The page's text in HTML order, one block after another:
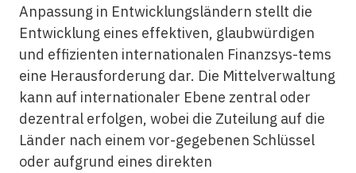
Anpassung in Entwicklungsländern stellt die
Entwicklung eines effektiven, glaubwürdigen
und effizienten internationalen Finanzsys-tems
eine Herausforderung dar. Die Mittelverwaltung
kann auf internationaler Ebene zentral oder
dezentral erfolgen, wobei die Zuteilung auf die
Länder nach einem vor-gegebenen Schlüssel
oder aufgrund eines direkten